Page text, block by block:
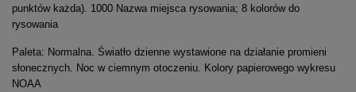
punktów każda). 1000 Nazwa miejsca rysowania; 8 kolorów do
rysowania
Paleta: Normalna. Światło dzienne wystawione na działanie promieni
słonecznych. Noc w ciemnym otoczeniu. Kolory papierowego wykresu
NOAA